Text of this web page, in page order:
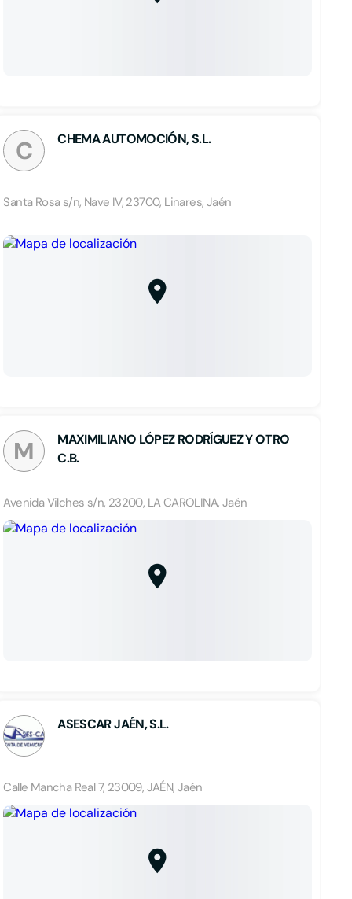
C CHEMA AUTOMOCIÓN, S.L.
Santa Rosa s/n, Nave IV, 23700, Linares, Jaén
M
MAXIMILIANO LÓPEZ RODRÍGUEZ Y OTRO
C.B.
Avenida Vilches s/n, 23200, LA CAROLINA, Jaén
ASESCAR JAÉN, S.L.
Calle Mancha Real 7, 23009, JAÉN, Jaén